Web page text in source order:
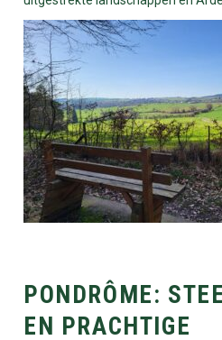
PONDRÔME:
EN PRACHTIGE